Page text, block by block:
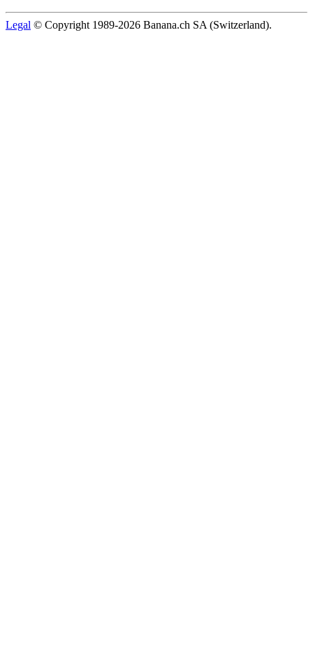
Legal © Copyright 1989-2026 Banana.ch SA (Switzerland).